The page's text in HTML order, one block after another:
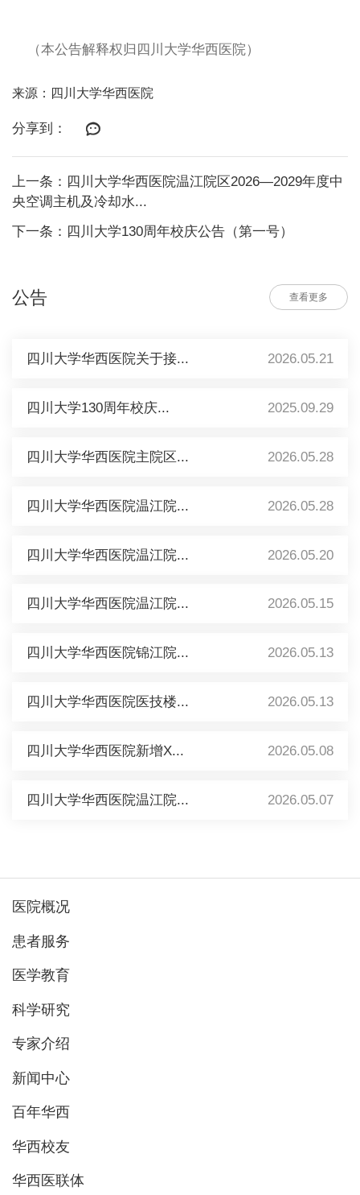
（本公告解释权归四川大学华西医院）
来源：四川大学华西医院
分享到：
上一条：四川大学华西医院温江院区2026—2029年度中
央空调主机及冷却水...
下一条：四川大学130周年校庆公告（第一号）
公告 查看更多
四川大学华西医院关于接... 2026.05.21
四川大学130周年校庆... 2025.09.29
四川大学华西医院主院区... 2026.05.28
四川大学华西医院温江院... 2026.05.28
四川大学华西医院温江院... 2026.05.20
四川大学华西医院温江院... 2026.05.15
四川大学华西医院锦江院... 2026.05.13
四川大学华西医院医技楼... 2026.05.13
四川大学华西医院新增X... 2026.05.08
四川大学华西医院温江院... 2026.05.07
医院概况
患者服务
医学教育
科学研究
专家介绍
新闻中心
百年华西
华西校友
华西医联体